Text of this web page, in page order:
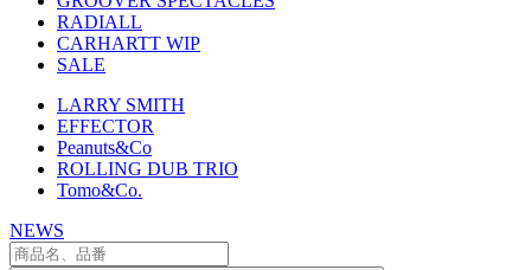
RADIALL
CARHARTT WIP
SALE
LARRY SMITH
EFFECTOR
Peanuts&Co
ROLLING DUB TRIO
Tomo&Co.
NEWS